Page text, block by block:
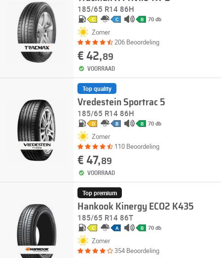
185/65 R14 86H
C C B 70 db
Zomer
206 Beoordeling
€ 42,89
VOORRAAD
Top quality
Vredestein Sportrac 5
185/65 R14 86H
D B B 70 db
Zomer
110 Beoordeling
€ 47,89
VOORRAAD
Top premium
Hankook Kinergy ECO2 K435
185/65 R14 86T
C A B 70 db
Zomer
354 Beoordeling